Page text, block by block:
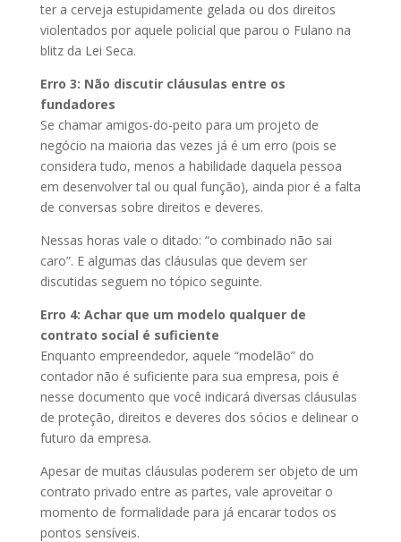
ter a cerveja estupidamente gelada ou dos direitos
violentados por aquele policial que parou o Fulano na
blitz da Lei Seca.
Erro 3: Não discutir cláusulas entre os
fundadores
Se chamar amigos-do-peito para um projeto de
negócio na maioria das vezes já é um erro (pois se
considera tudo, menos a habilidade daquela pessoa
em desenvolver tal ou qual função), ainda pior é a falta
de conversas sobre direitos e deveres.
Nessas horas vale o ditado: “o combinado não sai
caro”. E algumas das cláusulas que devem ser
discutidas seguem no tópico seguinte.
Erro 4: Achar que um modelo qualquer de
contrato social é suficiente
Enquanto empreendedor, aquele “modelão” do
contador não é suficiente para sua empresa, pois é
nesse documento que você indicará diversas cláusulas
de proteção, direitos e deveres dos sócios e delinear o
futuro da empresa.
Apesar de muitas cláusulas poderem ser objeto de um
contrato privado entre as partes, vale aproveitar o
momento de formalidade para já encarar todos os
pontos sensíveis.